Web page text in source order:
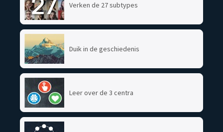
Verken de 27 subtypes
Duik in de geschiedenis
Leer over de 3 centra